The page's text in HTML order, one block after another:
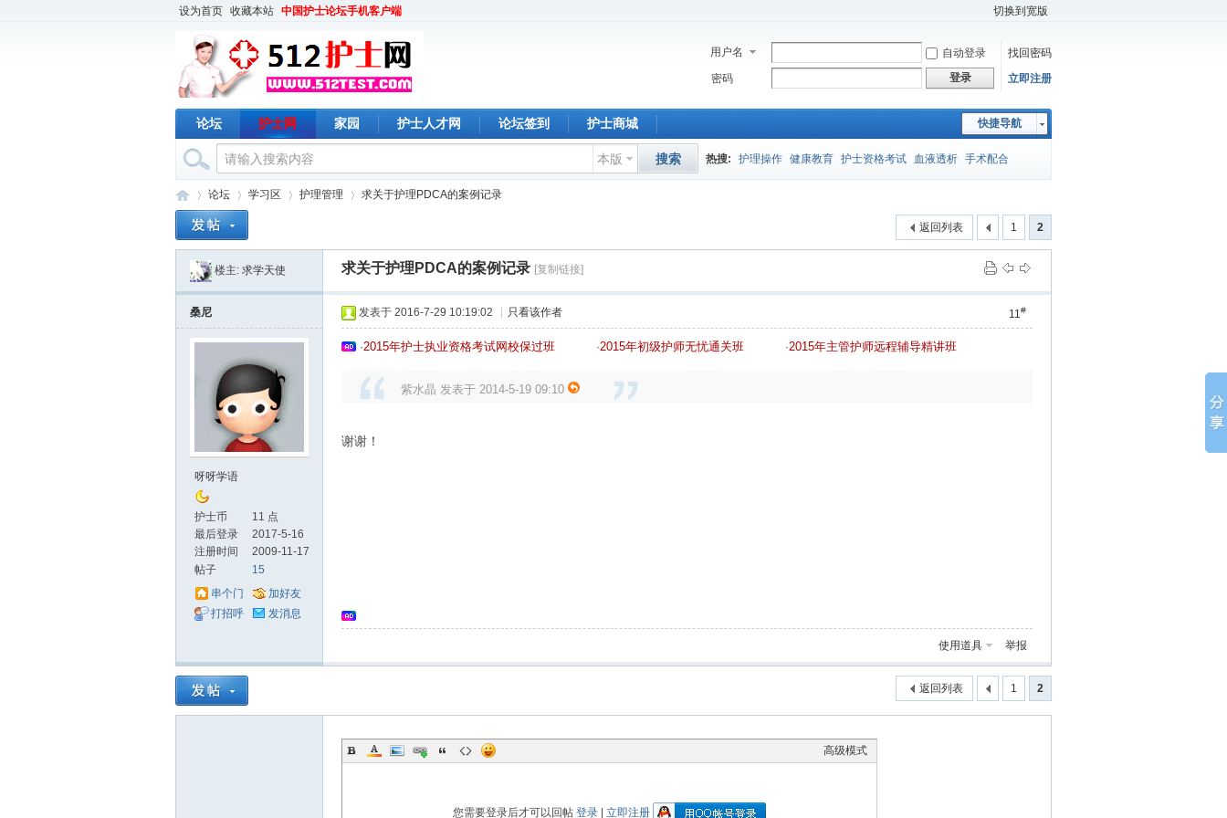
设为首页 收藏本站 中国护士论坛手机客户端 切换到宽版
用户名 自动登录
找回密码
密码
登录 立即注册
快捷导航
论坛 护士网 家园 护士人才网 论坛签到 护士商城
本版 搜索 热搜: 护理操作 健康教育 护士资格考试 血液透析 手术配合
医院温馨提示 进修申请
›
论坛
›
学习区
›
护理管理
›
求关于护理PDCA的案例记录
1 2
返回列表
楼主: 求学天使 求关于护理PDCA的案例记录 [复制链接]
桑尼
呀呀学语
护士币
11 点
最后登录
2017-5-16
注册时间
2009-11-17
帖子
15
串个门
加好友
打招呼
发消息
11#
发表于 2016-7-29 10:19:02 只看该作者
·2015年护士执业资格考试网校保过班 ·2015年初级护师无忧通关班 ·2015年主管护师远程辅导精讲班
紫水晶 发表于 2014-5-19 09:10
谢谢！
使用道具 举报
1 2
返回列表
高级模式
您需要登录后才可以回帖 登录 立即注册